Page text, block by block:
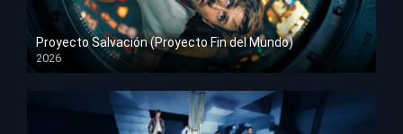
Proyecto Salvación (Proyecto Fin del Mundo)
2026
HD 1080p